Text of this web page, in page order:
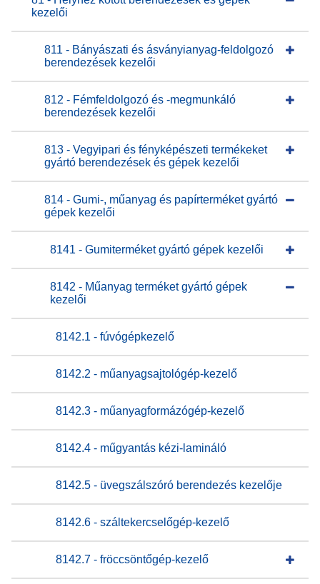
kezelői
811 - Bányászati és ásványianyag-feldolgozó
berendezések kezelői
812 - Fémfeldolgozó és -megmunkáló
berendezések kezelői
813 - Vegyipari és fényképészeti termékeket
gyártó berendezések és gépek kezelői
814 - Gumi-, műanyag és papírterméket gyártó
gépek kezelői
8141 - Gumiterméket gyártó gépek kezelői
8142 - Műanyag terméket gyártó gépek
kezelői
8142.1 - fúvógépkezelő
8142.2 - műanyagsajtológép-kezelő
8142.3 - műanyagformázógép-kezelő
8142.4 - műgyantás kézi-lamináló
8142.5 - üvegszálszóró berendezés kezelője
8142.6 - száltekercselőgép-kezelő
8142.7 - fröccsöntőgép-kezelő